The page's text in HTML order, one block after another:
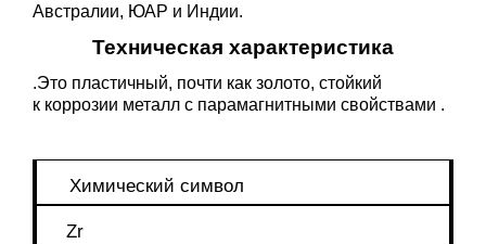
Австралии, ЮАР и Индии.
Техническая характеристика
.Это пластичный, почти как золото, стойкий
к коррозии металл c парамагнитными свойствами .
Химический символ
Zr